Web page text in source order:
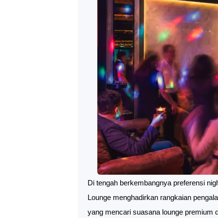
Di tengah berkembangnya preferensi
Lounge menghadirkan rangkaian
yang mencari suasana lounge premium